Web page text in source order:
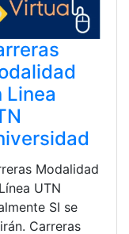
Linea
Modalidad
UTN
SI se
Carreras